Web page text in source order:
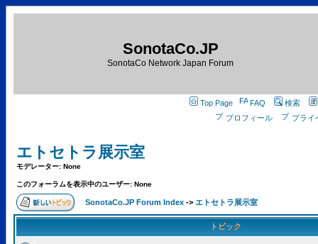
SonotaCo.JP
SonotaCo Network Japan Forum
Top Page FAQ
検索
プロフィール
プライ
エトセトラ展示室
モデレーター: None
このフォーラムを表示中のユーザー: None
SonotaCo.JP Forum Index -> エトセトラ展示室
トピック